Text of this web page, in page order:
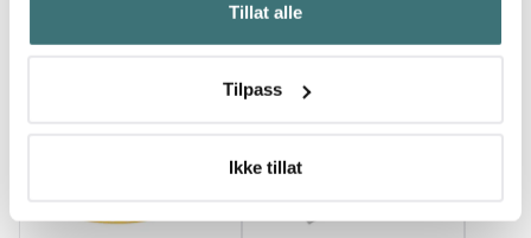
Innhente informasjon om den geografiske
beliggenheten din, som kan være nøyaktig innenfor
Identifisere enheten din ved å aktivt skanne den for
kan du lese om hvordan dine personlige
brukes. Du kan hele tiden endre eller trekke tilbake ditt
Tillat alle
Tilpass
Ikke tillat